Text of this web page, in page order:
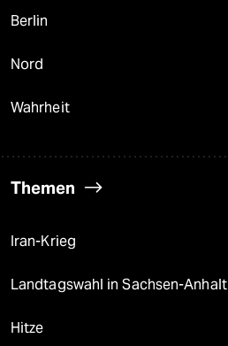
Berlin
Nord
Wahrheit
Themen
Iran-Krieg
Landtagswahl in Sachsen-Anhalt
Hitze